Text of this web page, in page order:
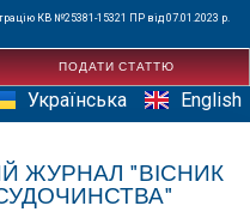
КВ №25381-15321 ПР від 07.01.2023 р.
ПОДАТИ СТАТТЮ
Українська
English
ЖУРНАЛ "ВІСНИК